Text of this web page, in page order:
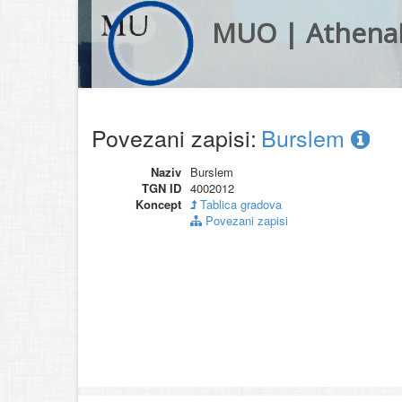
MUO |
Povezani zapisi: Burslem
Naziv Burslem
TGN ID 4002012
Koncept
Tablica gradova
Povezani zapisi